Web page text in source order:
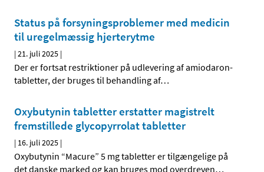
Status på forsyningsproblemer med medicin
til uregelmæssig hjerterytme
|21. juli 2025 |
Der er fortsat restriktioner på udlevering af amiodaron-
tabletter, der bruges til behandling af…
Oxybutynin tabletter erstatter magistrelt
fremstillede glycopyrrolat tabletter
| 16. juli 2025 |
Oxybutynin “Macure” 5 mg tabletter er tilgængelige på
det danske marked og kan bruges mod overdreven…